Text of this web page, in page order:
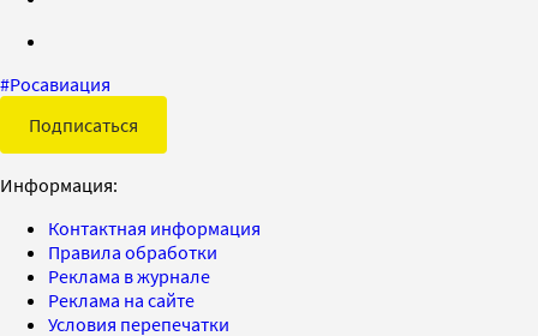
#Росавиация
Подписаться
Информация:
Контактная информация
Правила обработки
Реклама в журнале
Реклама на сайте
Условия перепечатки